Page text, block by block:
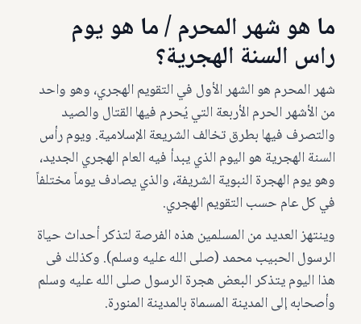
ما هو شهر المحرم / ما هو يوم
راس السنة الهجرية؟
شهر المحرم هو الشهر الأول في التقويم الهجري، وهو واحد
من الأشهر الحرم الأربعة التي يُحرم فيها القتال والصيد
والتصرف فيها بطرق تخالف الشريعة الإسلامية. ويوم رأس
السنة الهجرية هو اليوم الذي يبدأ فيه العام الهجري الجديد،
وهو يوم الهجرة النبوية الشريفة، والذي يصادف يوماً مختلفاً
في كل عام حسب التقويم الهجري.
وينتهز العديد من المسلمين هذه الفرصة لتذكر أحداث حياة
الرسول الحبيب محمد (صلى الله عليه وسلم). وكذلك فى
هذا اليوم يتذكر البعض هجرة الرسول صلى الله عليه وسلم
وأصحابه إلى المدينة المسماة بالمدينة المنورة.